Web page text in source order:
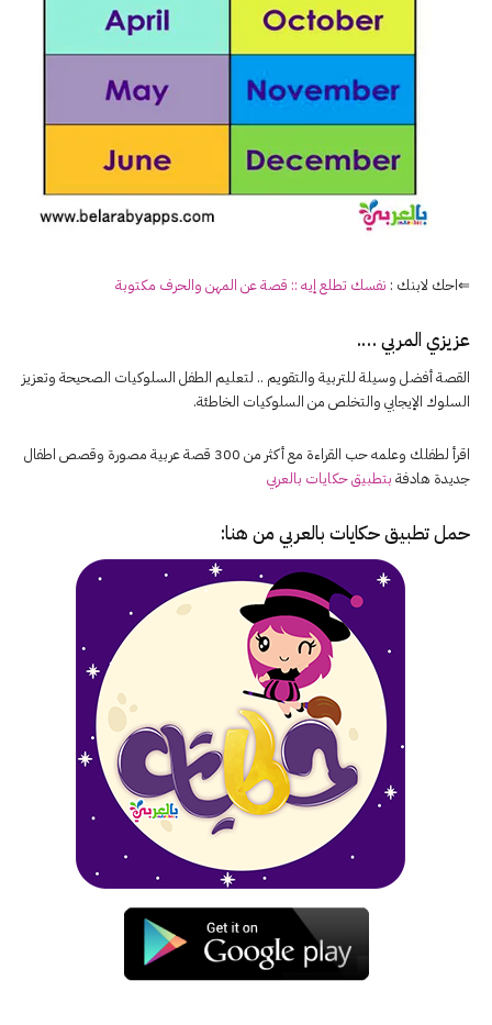
⇐احك لابنك : نفسك تطلع إيه :: قصة عن المهن والحرف مكتوبة
عزيزي المربي ….
القصة أفضل وسيلة للتربية والتقويم .. لتعليم الطفل السلوكيات الصحيحة وتعزيز
السلوك الإيجابي والتخلص من السلوكيات الخاطئة.
اقرأ لطفلك وعلمه حب القراءة مع أكثر من 300 قصة عربية مصورة وقصص اطفال
جديدة هادفة بتطبيق حكايات بالعربي
حمل تطبيقحكايات بالعربي من هنا: